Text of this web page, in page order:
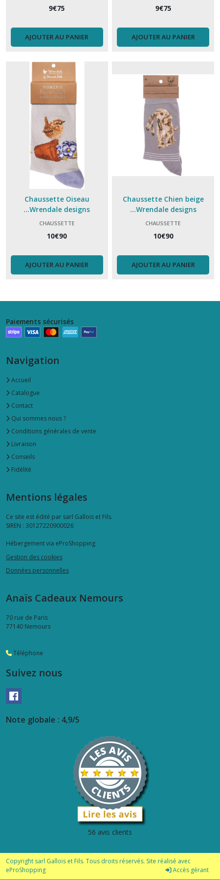
9€75
AJOUTER AU PANIER
9€75
AJOUTER AU PANIER
Chaussette Oiseau
...Wrendale designs
CHAUSSETTE
10€90
AJOUTER AU PANIER
Chaussette Chien beige
...Wrendale designs
CHAUSSETTE
10€90
AJOUTER AU PANIER
Paiements sécurisés
Navigation
Accueil
Catalogue
Contact
Qui sommes nous ?
Conditions générales de vente
Livraison
Conseils
Fidélité
Mentions légales
Ce site est édité par sarl Gallois et Fils.
SIREN : 30127220900026
Hébergement via eProShopping
Gestion des cookies
Données personnelles
Anaïs Cadeaux Nemours
70 rue de Paris
77140 Nemours
Téléphone
Suivez nous
Note globale : 4,9/5
56 avis clients
Copyright sarl Gallois et Fils. Tous droits réservés. Site réalisé avec
eProShopping
Accès gérant